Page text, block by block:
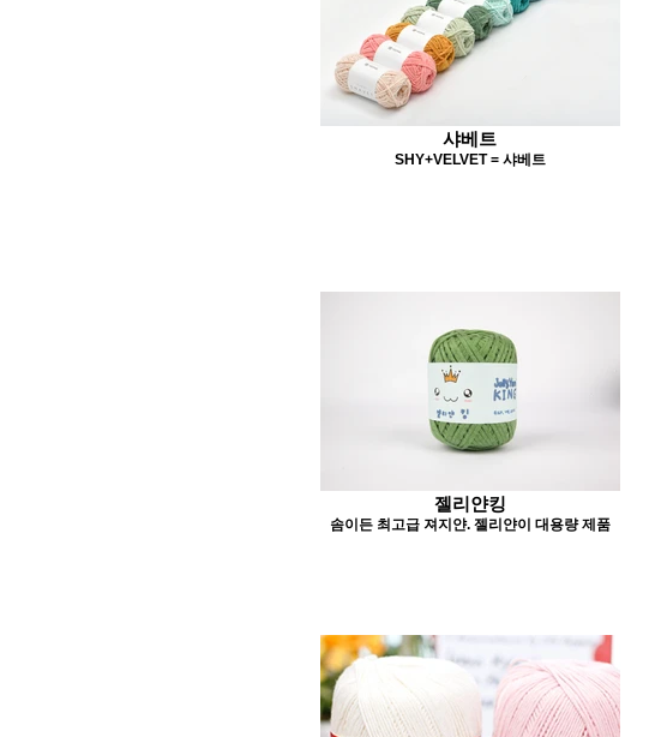
샤베트
SHY+VELVET = 샤베트
젤리얀킹
솜이든 최고급 져지얀. 젤리얀이 대용량 제품